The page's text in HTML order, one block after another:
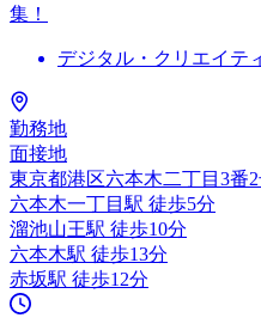
集！
デジタル・クリエイテ
勤務地
面接地
東京都港区六本木二丁目3番
六本木一丁目駅 徒歩5分
溜池山王駅 徒歩10分
六本木駅 徒歩13分
赤坂駅 徒歩12分